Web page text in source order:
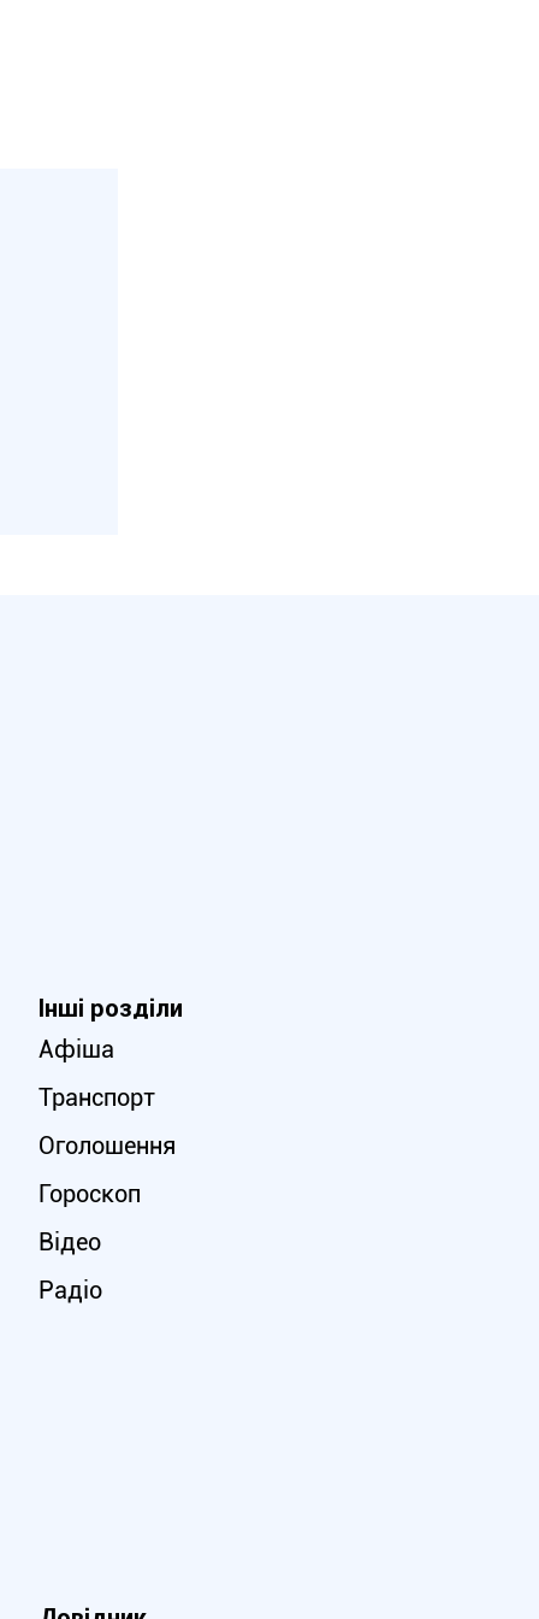
Інші розділи
Афіша
Транспорт
Оголошення
Гороскоп
Відео
Радіо